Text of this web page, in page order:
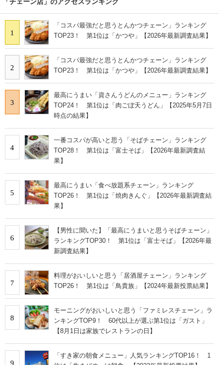
1
「コスパ最強だと思うとんかつチェーン」ランキング
TOP23！ 第1位は「かつや」【2026年最新調査結果】
2
「コスパ最強だと思うとんかつチェーン」ランキング
TOP23！ 第1位は「かつや」【2026年最新調査結果】
3
最高にうまい「資さんうどんのメニュー」ランキング
TOP24！ 第1位は「肉ごぼ天うどん」【2025年5月7日
時点の結果】
4
一番コスパが高いと思う「そばチェーン」ランキング
TOP28！ 第1位は「富士そば」【2026年最新調査結
果】
5
最高にうまい「食べ放題系チェーン」ランキング
TOP26！ 第1位は「焼肉きんぐ」【2026年最新調査結
果】
6
【男性に聞いた】「最高にうまいと思うそばチェーン」
ランキングTOP30！ 第1位は「富士そば」【2026年最
新調査結果】
7
料理がおいしいと思う「居酒屋チェーン」ランキング
TOP26！ 第1位は「鳥貴族」【2024年最新投票結果】
8
モーニングがおいしいと思う「ファミレスチェーン」ラ
ンキングTOP9！ 60代以上が選ぶ第1位は「ガスト」
【8月1日は家族でレストランの日】
9
「すき家の朝食メニュー」人気ランキングTOP16！ 1